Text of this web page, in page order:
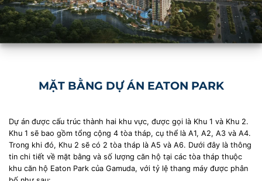
MẶT BẰNG DỰ ÁN EATON PARK
Dự án được cấu trúc thành hai khu vực, được gọi là Khu 1 và Khu 2.
Khu 1 sẽ bao gồm tổng cộng 4 tòa tháp, cụ thể là A1, A2, A3 và A4.
Trong khi đó, Khu 2 sẽ có 2 tòa tháp là A5 và A6. Dưới đây là thông
tin chi tiết về mặt bằng và số lượng căn hộ tại các tòa tháp thuộc
khu căn hộ Eaton Park của Gamuda, với tỷ lệ thang máy được phân